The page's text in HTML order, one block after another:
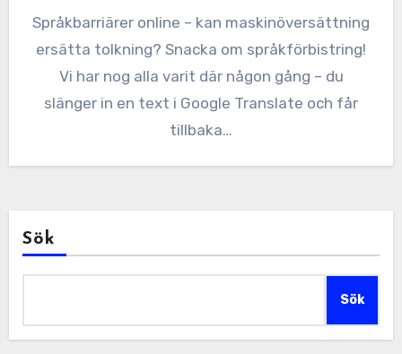
Språkbarriärer online – kan maskinöversättning
ersätta tolkning? Snacka om språkförbistring!
Vi har nog alla varit där någon gång – du
slänger in en text i Google Translate och får
tillbaka…
Sök
Sök